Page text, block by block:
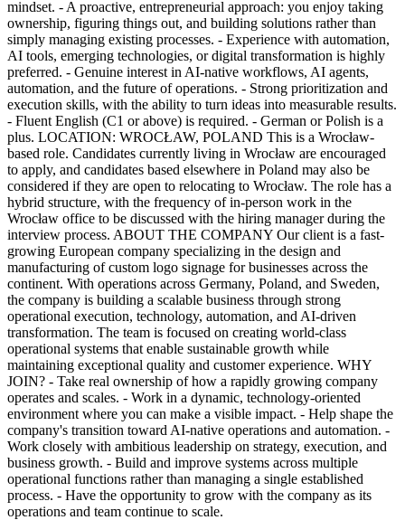
mindset. - A proactive, entrepreneurial approach: you enjoy taking
ownership, figuring things out, and building solutions rather than
simply managing existing processes. - Experience with automation,
AI tools, emerging technologies, or digital transformation is highly
preferred. - Genuine interest in AI-native workflows, AI agents,
automation, and the future of operations. - Strong prioritization and
execution skills, with the ability to turn ideas into measurable results.
- Fluent English (C1 or above) is required. - German or Polish is a
plus. LOCATION: WROCŁAW, POLAND This is a Wrocław-
based role. Candidates currently living in Wrocław are encouraged
to apply, and candidates based elsewhere in Poland may also be
considered if they are open to relocating to Wrocław. The role has a
hybrid structure, with the frequency of in-person work in the
Wrocław office to be discussed with the hiring manager during the
interview process. ABOUT THE COMPANY Our client is a fast-
growing European company specializing in the design and
manufacturing of custom logo signage for businesses across the
continent. With operations across Germany, Poland, and Sweden,
the company is building a scalable business through strong
operational execution, technology, automation, and AI-driven
transformation. The team is focused on creating world-class
operational systems that enable sustainable growth while
maintaining exceptional quality and customer experience. WHY
JOIN? - Take real ownership of how a rapidly growing company
operates and scales. - Work in a dynamic, technology-oriented
environment where you can make a visible impact. - Help shape the
company's transition toward AI-native operations and automation. -
Work closely with ambitious leadership on strategy, execution, and
business growth. - Build and improve systems across multiple
operational functions rather than managing a single established
process. - Have the opportunity to grow with the company as its
operations and team continue to scale.